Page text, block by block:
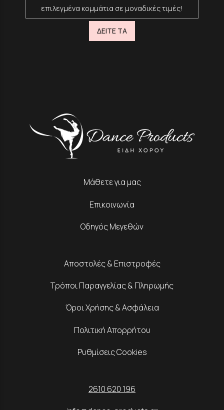
επιλεγμένα κομμάτια σε μοναδικές τιμές!
ΔΕΙΤΕ ΤΑ
Μάθετε για μας
Επικοινωνία
Οδηγός Μεγεθών
Αποστολές & Επιστροφές
Τρόποι Παραγγελίας & Πληρωμής
Όροι Χρήσης & Ασφάλεια
Πολιτική Απορρήτου
Ρυθμίσεις Cookies
2610 620 196